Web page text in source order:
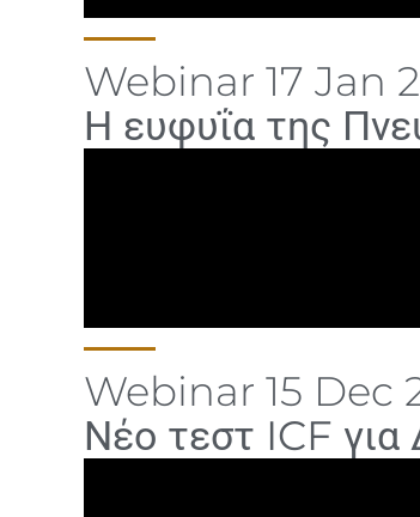
Webinar 17 Jan
Η ευφυΐα της
Webinar 15 Dec
Νέο τεστ ICF για